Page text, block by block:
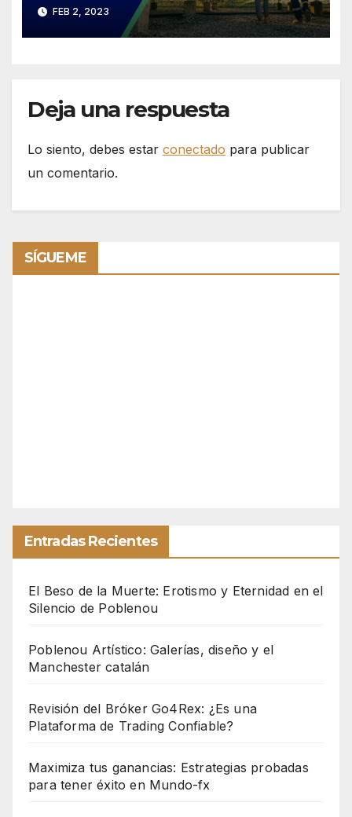
Mantiene Marina un
programa de vigilancia
FEB 2, 2023
Deja una respuesta
Lo siento, debes estar conectado para publicar
un comentario.
SÍGUEME
Entradas Recientes
El Beso de la Muerte: Erotismo y Eternidad en el
Silencio de Poblenou
Poblenou Artístico: Galerías, diseño y el
Manchester catalán
Revisión del Bróker Go4Rex: ¿Es una
Plataforma de Trading Confiable?
Maximiza tus ganancias: Estrategias probadas
para tener éxito en Mundo-fx